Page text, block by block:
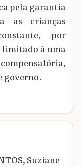
pela garantia
as crianças
por
limitado à uma
governo.
Suziane